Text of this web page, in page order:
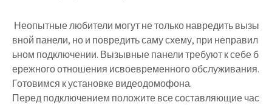
Неопытные любители могут не только навредить вызы
вной панели, но и повредить саму схему, при неправил
ьном подключении. Вызывные панели требуют к себе б
ережного отношения исвоевременного обслуживания.
Готовимся к установке видеодомофона.
Перед подключением положите все составляющие час